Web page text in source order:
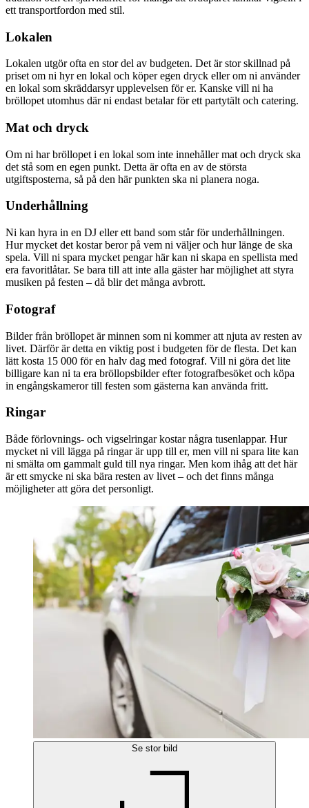
ett transportfordon med stil.
Lokalen
Lokalen utgör ofta en stor del av budgeten. Det är stor skillnad på
priset om ni hyr en lokal och köper egen dryck eller om ni använder
en lokal som skräddarsyr upplevelsen för er. Kanske vill ni ha
bröllopet utomhus där ni endast betalar för ett partytält och catering.
Mat och dryck
Om ni har bröllopet i en lokal som inte innehåller mat och dryck ska
det stå som en egen punkt. Detta är ofta en av de största
utgiftsposterna, så på den här punkten ska ni planera noga.
Underhållning
Ni kan hyra in en DJ eller ett band som står för underhållningen.
Hur mycket det kostar beror på vem ni väljer och hur länge de ska
spela. Vill ni spara mycket pengar här kan ni skapa en spellista med
era favoritlåtar. Se bara till att inte alla gäster har möjlighet att styra
musiken på festen – då blir det många avbrott.
Fotograf
Bilder från bröllopet är minnen som ni kommer att njuta av resten av
livet. Därför är detta en viktig post i budgeten för de flesta. Det kan
lätt kosta 15 000 för en halv dag med fotograf. Vill ni göra det lite
billigare kan ni ta era bröllopsbilder efter fotografbesöket och köpa
in engångskameror till festen som gästerna kan använda fritt.
Ringar
Både förlovnings- och vigselringar kostar några tusenlappar. Hur
mycket ni vill lägga på ringar är upp till er, men vill ni spara lite kan
ni smälta om gammalt guld till nya ringar. Men kom ihåg att det här
är ett smycke ni ska bära resten av livet – och det finns många
möjligheter att göra det personligt.
Se stor bild